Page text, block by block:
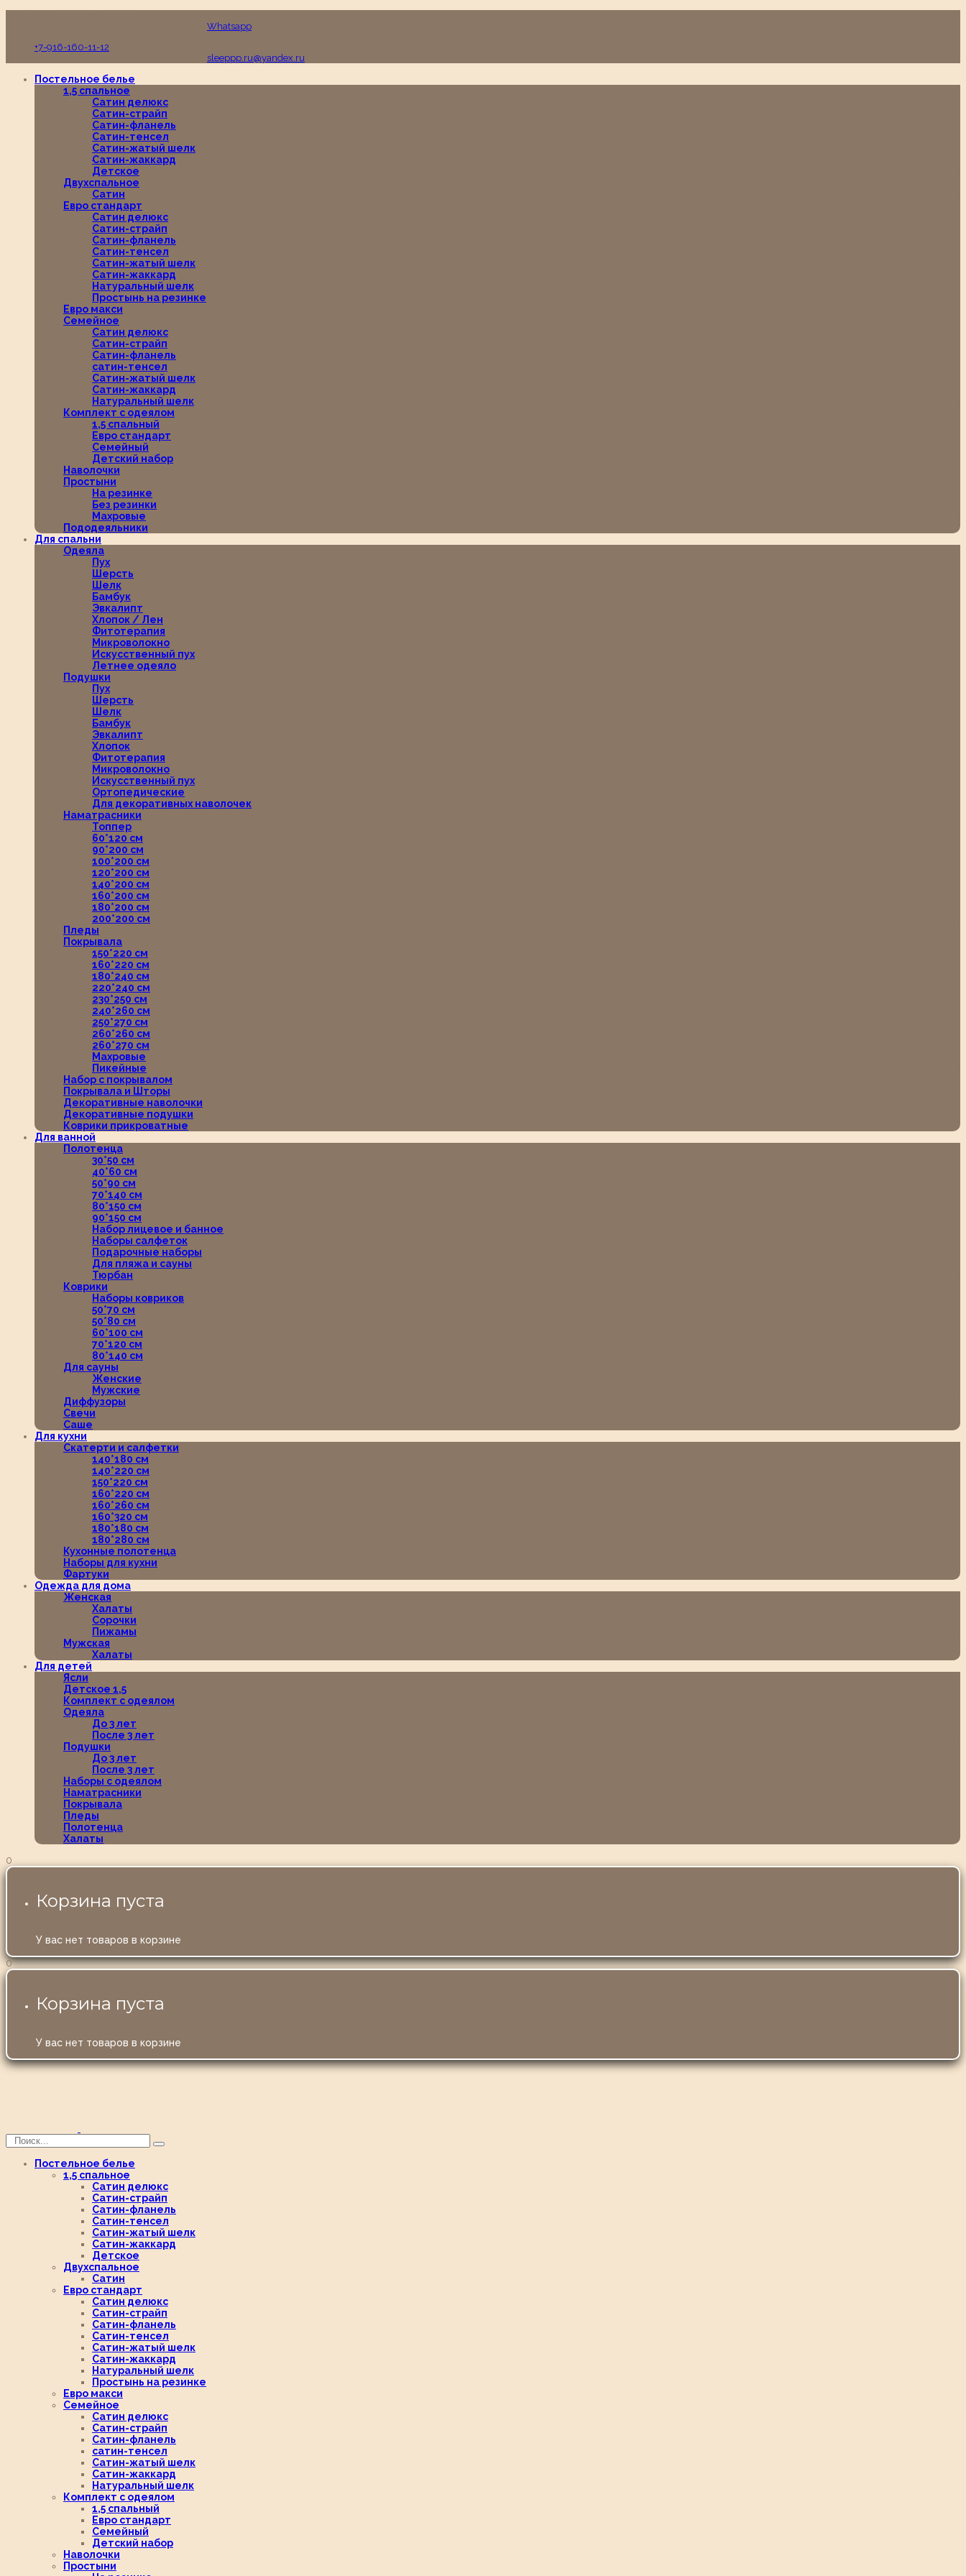
Whatsapp
+7-916-160-11-12
sleeppp.ru@yandex.ru
Постельное белье
1,5 спальное
Сатин делюкс
Сатин-страйп
Сатин-фланель
Сатин-тенсел
Сатин-жатый шелк
Сатин-жаккард
Детское
Двухспальное
Сатин
Евро стандарт
Сатин делюкс
Сатин-страйп
Сатин-фланель
Сатин-тенсел
Сатин-жатый шелк
Сатин-жаккард
Натуральный шелк
Простынь на резинке
Евро макси
Семейное
Сатин делюкс
Сатин-страйп
Сатин-фланель
сатин-тенсел
Сатин-жатый шелк
Сатин-жаккард
Натуральный шелк
Комплект с одеялом
1,5 спальный
Евро стандарт
Семейный
Детский набор
Наволочки
Простыни
На резинке
Без резинки
Махровые
Пододеяльники
Для спальни
Одеяла
Пух
Шерсть
Шелк
Бамбук
Эвкалипт
Хлопок / Лен
Фитотерапия
Микроволокно
Искусственный пух
Летнее одеяло
Подушки
Пух
Шерсть
Шелк
Бамбук
Эвкалипт
Хлопок
Фитотерапия
Микроволокно
Искусственный пух
Ортопедические
Для декоративных наволочек
Наматрасники
Топпер
60*120 см
90*200 см
100*200 см
120*200 см
140*200 см
160*200 см
180*200 см
200*200 см
Пледы
Покрывала
150*220 см
160*220 см
180*240 см
220*240 см
230*250 см
240*260 см
250*270 см
260*260 см
260*270 см
Махровые
Пикейные
Набор с покрывалом
Покрывала и Шторы
Декоративные наволочки
Декоративные подушки
Коврики прикроватные
Для ванной
Полотенца
30*50 см
40*60 см
50*90 см
70*140 см
80*150 см
90*150 см
Набор лицевое и банное
Наборы салфеток
Подарочные наборы
Для пляжа и сауны
Тюрбан
Коврики
Наборы ковриков
50*70 см
50*80 см
60*100 см
70*120 см
80*140 см
Для сауны
Женские
Мужские
Диффузоры
Свечи
Саше
Для кухни
Скатерти и салфетки
140*180 см
140*220 см
150*220 см
160*220 см
160*260 см
160*320 см
180*180 см
180*280 см
Кухонные полотенца
Наборы для кухни
Фартуки
Одежда для дома
Женская
Халаты
Сорочки
Пижамы
Мужская
Халаты
Для детей
Ясли
Детское 1,5
Комплект с одеялом
Одеяла
До 3 лет
После 3 лет
Подушки
До 3 лет
После 3 лет
Наборы с одеялом
Наматрасники
Покрывала
Пледы
Полотенца
Халаты
0
Корзина пуста
У вас нет товаров в корзине
0
Корзина пуста
У вас нет товаров в корзине
Постельное белье
1,5 спальное
Сатин делюкс
Сатин-страйп
Сатин-фланель
Сатин-тенсел
Сатин-жатый шелк
Сатин-жаккард
Детское
Двухспальное
Сатин
Евро стандарт
Сатин делюкс
Сатин-страйп
Сатин-фланель
Сатин-тенсел
Сатин-жатый шелк
Сатин-жаккард
Натуральный шелк
Простынь на резинке
Евро макси
Семейное
Сатин делюкс
Сатин-страйп
Сатин-фланель
сатин-тенсел
Сатин-жатый шелк
Сатин-жаккард
Натуральный шелк
Комплект с одеялом
1,5 спальный
Евро стандарт
Семейный
Детский набор
Наволочки
Простыни